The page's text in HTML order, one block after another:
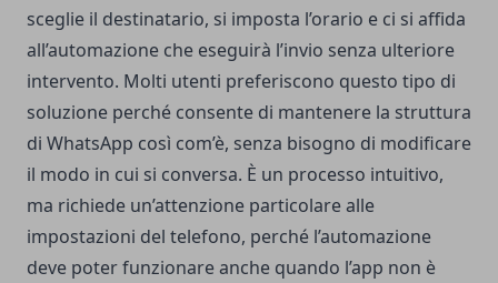
sceglie il destinatario, si imposta l’orario e ci si affida
all’automazione che eseguirà l’invio senza ulteriore
intervento. Molti utenti preferiscono questo tipo di
soluzione perché consente di mantenere la struttura
di WhatsApp così com’è, senza bisogno di modificare
il modo in cui si conversa. È un processo intuitivo,
ma richiede un’attenzione particolare alle
impostazioni del telefono, perché l’automazione
deve poter funzionare anche quando l’app non è